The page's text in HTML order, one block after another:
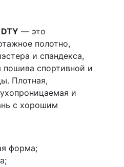
— это
полотно,
и спандекса,
спортивной и
Плотная,
и
с хорошим
форма;